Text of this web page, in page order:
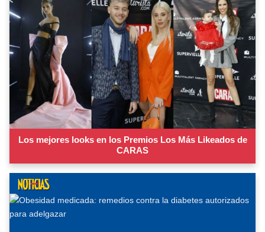
Los mejores looks en los Premios Los Más Likeados de
CARAS